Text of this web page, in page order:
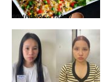
Nhịp sống 24h
07/08/26, 11:57